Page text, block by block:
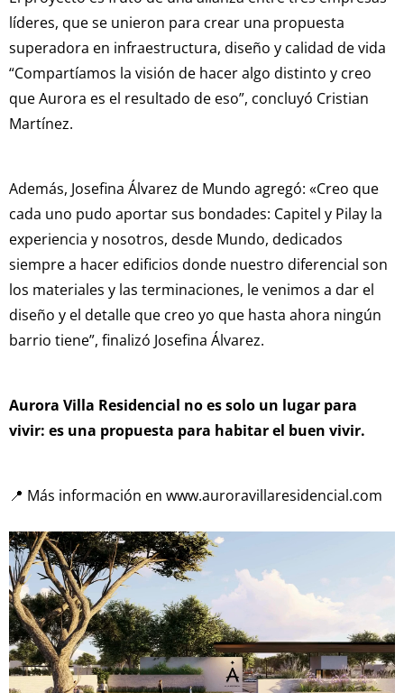
líderes, que se unieron para crear una propuesta
superadora en infraestructura, diseño y calidad de vida
“Compartíamos la visión de hacer algo distinto y creo
que Aurora es el resultado de eso”, concluyó Cristian
Martínez.
Además, Josefina Álvarez de Mundo agregó: «Creo que
cada uno pudo aportar sus bondades: Capitel y Pilay la
experiencia y nosotros, desde Mundo, dedicados
siempre a hacer edificios donde nuestro diferencial son
los materiales y las terminaciones, le venimos a dar el
diseño y el detalle que creo yo que hasta ahora ningún
barrio tiene”, finalizó Josefina Álvarez.
Aurora Villa Residencial no es solo un lugar para
vivir: es una propuesta para habitar el buen vivir.
📍 Más información en www.auroravillaresidencial.com